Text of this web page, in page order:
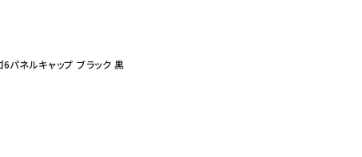
ネルキャップ ブラック 黒